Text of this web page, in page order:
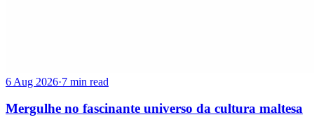
6 Aug 2026·7 min read
Mergulhe no fascinante universo da cultura maltesa